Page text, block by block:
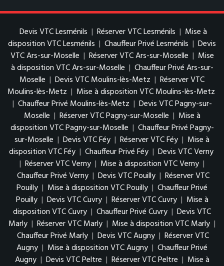
Devis VTC Lesménils | Réserver VTC Lesménils | Mise à
disposition VTC Lesménils | Chauffeur Privé Lesménils | Devis
VTC Ars-sur-Moselle | Réserver VTC Ars-sur-Moselle | Mise
à disposition VTC Ars-sur-Moselle | Chauffeur Privé Ars-sur-
Moselle | Devis VTC Moulins-lès-Metz | Réserver VTC
Moulins-lès-Metz | Mise à disposition VTC Moulins-lès-Metz
| Chauffeur Privé Moulins-lès-Metz | Devis VTC Pagny-sur-
Moselle | Réserver VTC Pagny-sur-Moselle | Mise à
disposition VTC Pagny-sur-Moselle | Chauffeur Privé Pagny-
sur-Moselle | Devis VTC Féy | Réserver VTC Féy | Mise à
disposition VTC Féy | Chauffeur Privé Féy | Devis VTC Verny
| Réserver VTC Verny | Mise à disposition VTC Verny |
Chauffeur Privé Verny | Devis VTC Pouilly | Réserver VTC
Pouilly | Mise à disposition VTC Pouilly | Chauffeur Privé
Pouilly | Devis VTC Cuvry | Réserver VTC Cuvry | Mise à
disposition VTC Cuvry | Chauffeur Privé Cuvry | Devis VTC
Marly | Réserver VTC Marly | Mise à disposition VTC Marly |
Chauffeur Privé Marly | Devis VTC Augny | Réserver VTC
Augny | Mise à disposition VTC Augny | Chauffeur Privé
Augny | Devis VTC Peltre | Réserver VTC Peltre | Mise à